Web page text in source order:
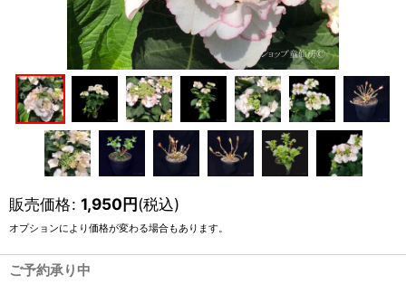
販売価格: 1,950円(税込)
オプションにより価格が変わる場合もあります。
ご予約承り中